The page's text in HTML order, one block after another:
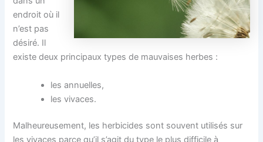
endroit où il
n’est pas
désiré. Il
existe deux principaux types de mauvaises herbes :
les annuelles,
les vivaces.
Malheureusement, les herbicides sont souvent utilisés sur